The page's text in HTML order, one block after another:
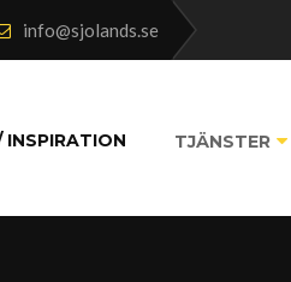
info@sjolands.se
INSPIRATION TJÄNSTER